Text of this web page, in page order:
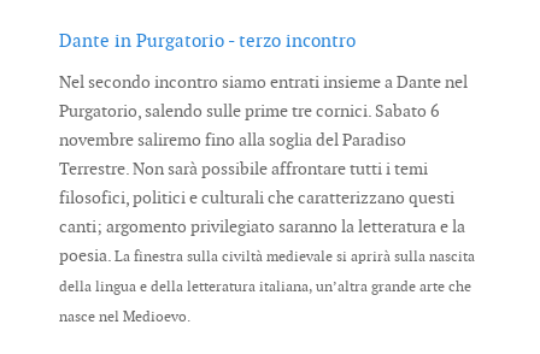
Dante in Purgatorio - terzo incontro
Nel secondo incontro siamo entrati insieme a Dante nel
Purgatorio, salendo sulle prime tre cornici. Sabato 6
novembre saliremo fino alla soglia del Paradiso
Terrestre. Non sarà possibile affrontare tutti i temi
filosofici, politici e culturali che caratterizzano questi
canti; argomento privilegiato saranno la letteratura e la
poesia.La finestra sulla civiltà medievale si aprirà sulla nascita
della lingua e della letteratura italiana, un’altra grande arte che
nasce nel Medioevo.